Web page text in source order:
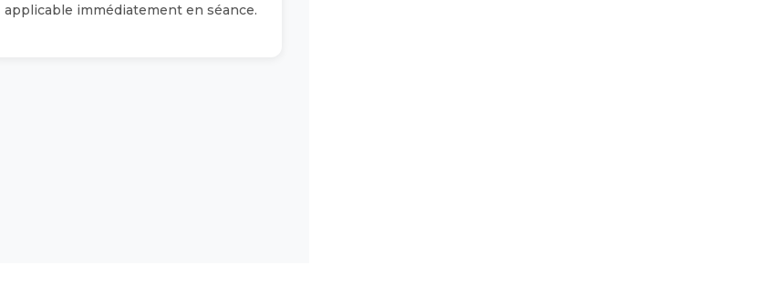
applicable immédiatement en séance.